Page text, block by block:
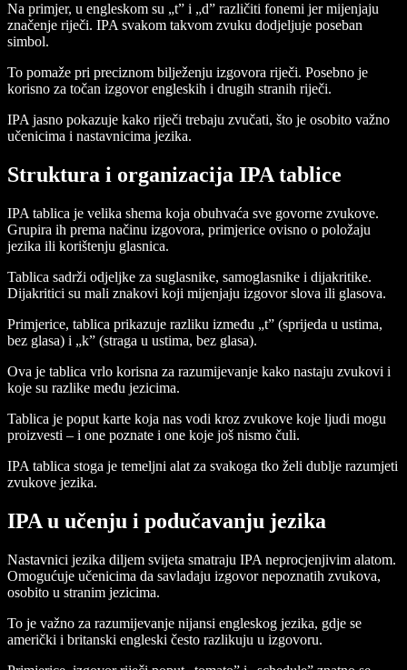
Na primjer, u engleskom su „t” i „d” različiti fonemi jer mijenjaju
značenje riječi. IPA svakom takvom zvuku dodjeljuje poseban
simbol.
To pomaže pri preciznom bilježenju izgovora riječi. Posebno je
korisno za točan izgovor engleskih i drugih stranih riječi.
IPA jasno pokazuje kako riječi trebaju zvučati, što je osobito važno
učenicima i nastavnicima jezika.
Struktura i organizacija IPA tablice
IPA tablica je velika shema koja obuhvaća sve govorne zvukove.
Grupira ih prema načinu izgovora, primjerice ovisno o položaju
jezika ili korištenju glasnica.
Tablica sadrži odjeljke za suglasnike, samoglasnike i dijakritike.
Dijakritici su mali znakovi koji mijenjaju izgovor slova ili glasova.
Primjerice, tablica prikazuje razliku između „t” (sprijeda u ustima,
bez glasa) i „k” (straga u ustima, bez glasa).
Ova je tablica vrlo korisna za razumijevanje kako nastaju zvukovi i
koje su razlike među jezicima.
Tablica je poput karte koja nas vodi kroz zvukove koje ljudi mogu
proizvesti – i one poznate i one koje još nismo čuli.
IPA tablica stoga je temeljni alat za svakoga tko želi dublje razumjeti
zvukove jezika.
IPA u učenju i podučavanju jezika
Nastavnici jezika diljem svijeta smatraju IPA neprocjenjivim alatom.
Omogućuje učenicima da savladaju izgovor nepoznatih zvukova,
osobito u stranim jezicima.
To je važno za razumijevanje nijansi engleskog jezika, gdje se
američki i britanski engleski često razlikuju u izgovoru.